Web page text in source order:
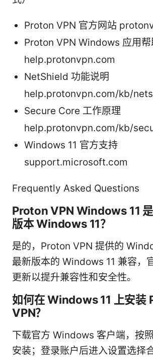
Proton VPN 官方网站
Proton VPN Windows 应用帮
help.protonvpn.com
NetShield 功能说明
help.protonvpn.com/kb/
Secure Core 工作原理
help.protonvpn.com/kb/
Windows 11 官方支持
support.microsoft.com
Frequently Asked Questions
Proton VPN Windows 11
版本 Windows 11？
是的，Proton VPN 提供的
最新版本的 Windows 11 兼容，
更新以提升兼容性和安全性。
如何在 Windows 11 上安装
VPN？
下载官方 Windows 客户端，按
安装；登录账户后进入设置选择